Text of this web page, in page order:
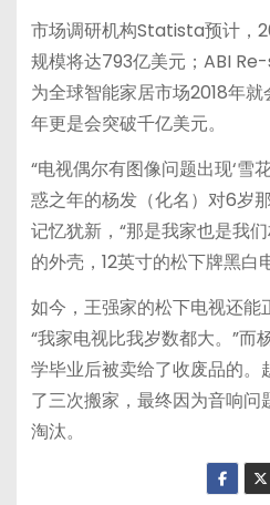
市场调研机构Statista预计，
规模将达793亿美元；ABI
为全球智能家居市场2018年
年更是会突破千亿美元。
“电视偶尔有图像问题出现‘雪
惑之年的杨发（化名）对6岁
记忆犹新，“那是我家也是我
的外壳，12英寸的松下牌黑白
如今，王强家的松下电视还能
“我家电视比我岁数都大。”而
学毕业后被卖给了收废品的。
了三次搬家，最终因为音响问
淘汰。